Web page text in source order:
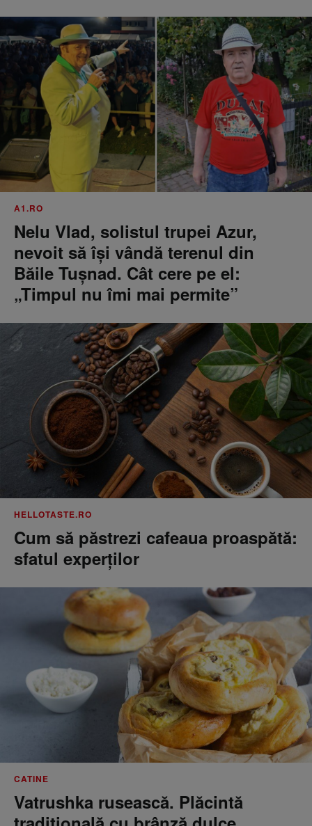
A1.RO
Nelu Vlad, solistul trupei Azur,
nevoit să își vândă terenul din
Băile Tușnad. Cât cere pe el:
„Timpul nu îmi mai permite”
HELLOTASTE.RO
Cum să păstrezi cafeaua proaspătă:
sfatul experților
CATINE
Vatrushka rusească. Plăcintă